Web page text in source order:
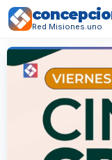
Red Misiones.uno